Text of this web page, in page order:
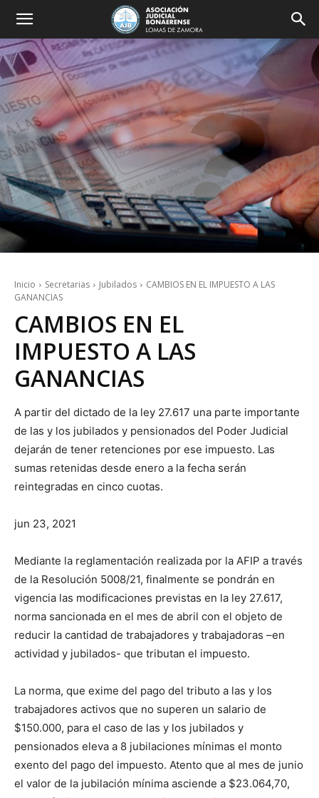
Inicio Secretarias Jubilados
CAMBIOS EN EL IMPUESTO A LAS
GANANCIAS
CAMBIOS EN EL
IMPUESTO A LAS
GANANCIAS
A partir del dictado de la ley 27.617 una parte importante
de las y los jubilados y pensionados del Poder Judicial
dejarán de tener retenciones por ese impuesto. Las
sumas retenidas desde enero a la fecha serán
reintegradas en cinco cuotas.
jun 23, 2021
Mediante la reglamentación realizada por la AFIP a través
de la Resolución 5008/21, finalmente se pondrán en
vigencia las modificaciones previstas en la ley 27.617,
norma sancionada en el mes de abril con el objeto de
reducir la cantidad de trabajadores y trabajadoras –en
actividad y jubilados- que tributan el impuesto.
La norma, que exime del pago del tributo a las y los
trabajadores activos que no superen un salario de
$150.000, para el caso de las y los jubilados y
pensionados eleva a 8 jubilaciones mínimas el monto
exento del pago del impuesto. Atento que al mes de junio
el valor de la jubilación mínima asciende a $23.064,70,